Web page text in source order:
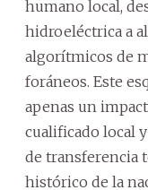
humano local,
hidroeléctrica a
algorítmicos de
foráneos. Este
apenas un
cualificado local
de transferencia
histórico de la